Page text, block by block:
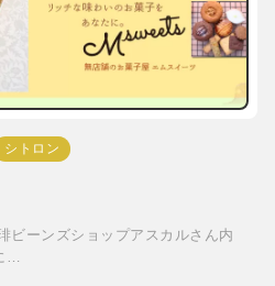
シトロン
ビーンズショップアスカルさん内
…